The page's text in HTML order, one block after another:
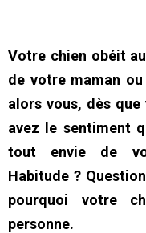
Votre chien obéit
de votre maman
alors vous, dès
avez le sentiment
tout envie de
Habitude ?
pourquoi votre
personne.